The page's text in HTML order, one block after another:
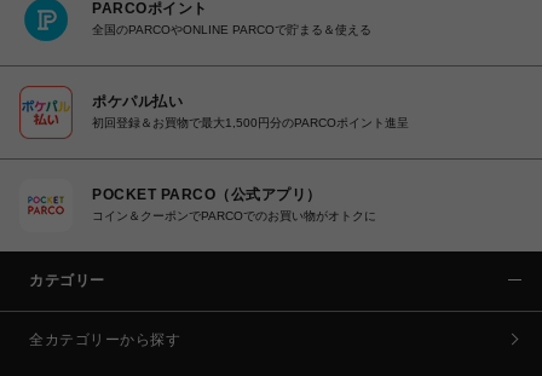
PARCOポイント
全国のPARCOやONLINE PARCOで貯まる＆使える
ポケパル払い
初回登録＆お買物で最大1,500円分のPARCOポイント進呈
POCKET PARCO（公式アプリ）
コイン＆クーポンでPARCOでのお買い物がオトクに
カテゴリー
全カテゴリーから探す